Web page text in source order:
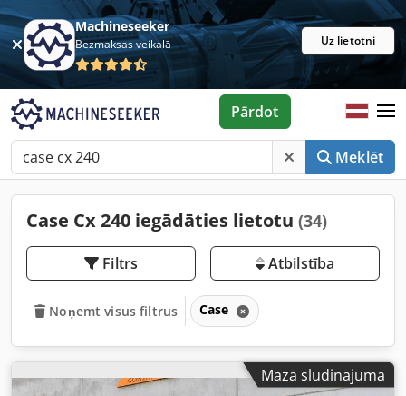
Machineseeker
Bezmaksas veikalā Uz lietotni
Meklēt
Pārdot
Case Cx 240 iegādāties lietotu (34)
Filtrs Atbilstība
Noņemt visus filtrus Case
Mazā sludinājuma